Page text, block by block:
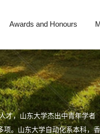
Awards and Honours
才，山东大学杰出中青年学者
。山东大学自动化系本科，